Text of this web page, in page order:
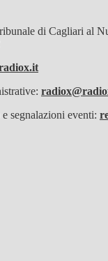
di Cagliari al
segnalazioni eventi: